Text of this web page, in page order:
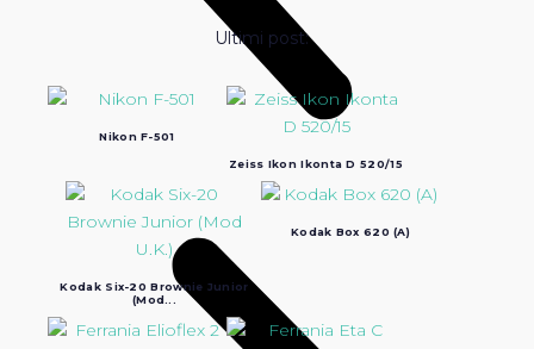
Ultimi post:
Nikon F-501
Zeiss Ikon Ikonta D 520/15
Kodak Six-20 Brownie Junior
(Mod...
Kodak Box 620 (A)